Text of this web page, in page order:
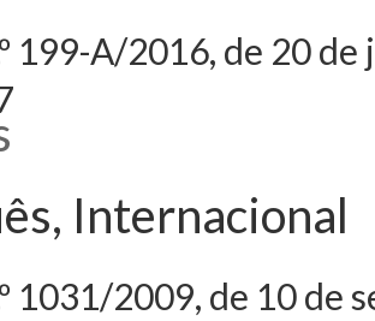
199-A/2016, de 20
Internacional
1031/2009, de 10 de